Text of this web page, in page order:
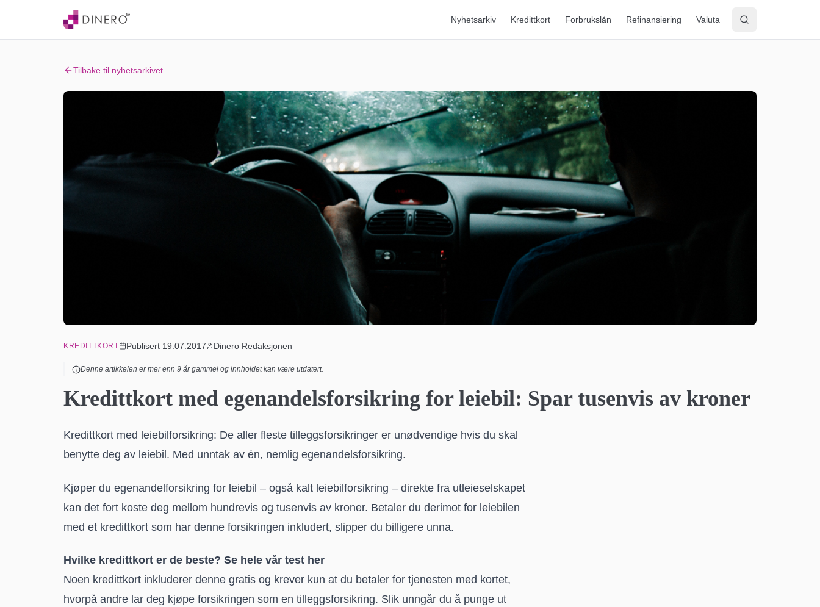
Nyhetsarkiv Kredittkort Forbrukslån Refinansiering Valuta
Tilbake til nyhetsarkivet
KREDITTKORT Publisert 19.07.2017 Dinero Redaksjonen
Denne artikkelen er mer enn 9 år gammel og innholdet kan være utdatert.
Kredittkort med egenandelsforsikring for leiebil: Spar tusenvis av kroner
Kredittkort med leiebilforsikring: De aller fleste tilleggsforsikringer er unødvendige hvis du skal
benytte deg av leiebil. Med unntak av én, nemlig egenandelsforsikring.
Kjøper du egenandelforsikring for leiebil – også kalt leiebilforsikring – direkte fra utleieselskapet
kan det fort koste deg mellom hundrevis og tusenvis av kroner. Betaler du derimot for leiebilen
med et kredittkort som har denne forsikringen inkludert, slipper du billigere unna.
Hvilke kredittkort er de beste? Se hele vår test her
Noen kredittkort inkluderer denne gratis og krever kun at du betaler for tjenesten med kortet,
hvorpå andre lar deg kjøpe forsikringen som en tilleggsforsikring. Slik unngår du å punge ut